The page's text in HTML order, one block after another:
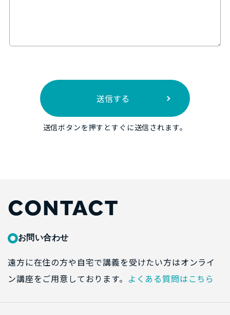
送信ボタンを押すとすぐに送信されます。
CONTACT
お問い合わせ
遠方に在住の方や自宅で講義を受けたい方はオンライ
ン講座をご用意しております。 よくある質問はこちら